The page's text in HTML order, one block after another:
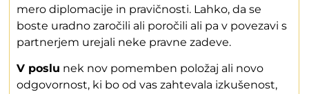
mero diplomacije in pravičnosti. Lahko, da se
boste uradno zaročili ali poročili ali pa v povezavi s
partnerjem urejali neke pravne zadeve.
V poslu nek nov pomemben položaj ali novo
odgovornost, ki bo od vas zahtevala izkušenost,